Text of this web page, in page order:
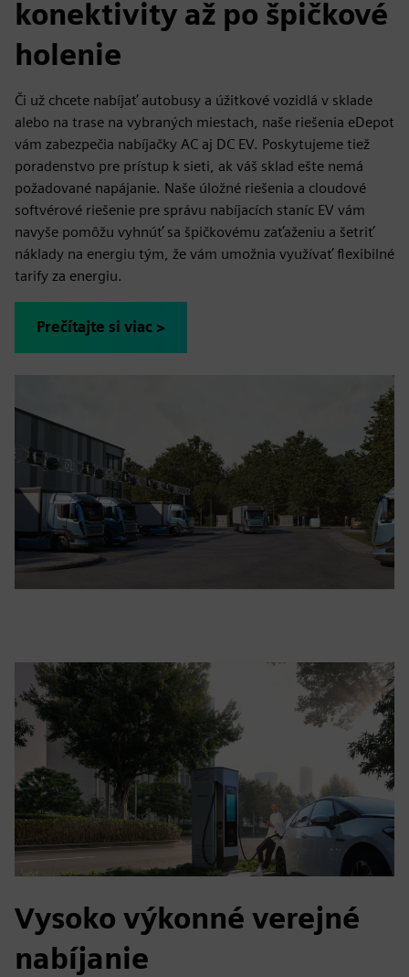
konektivity až po špičkové
holenie
Či už chcete nabíjať autobusy a úžitkové vozidlá v sklade
alebo na trase na vybraných miestach, naše riešenia eDepot
vám zabezpečia nabíjačky AC aj DC EV. Poskytujeme tiež
poradenstvo pre prístup k sieti, ak váš sklad ešte nemá
požadované napájanie. Naše úložné riešenia a cloudové
softvérové riešenie pre správu nabíjacích staníc EV vám
navyše pomôžu vyhnúť sa špičkovému zaťaženiu a šetriť
náklady na energiu tým, že vám umožnia využívať flexibilné
tarify za energiu.
Prečítajte si viac >
Vysoko výkonné verejné
nabíjanie